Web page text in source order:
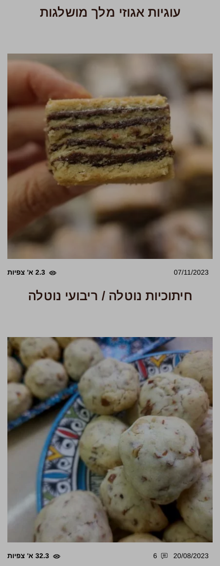
עוגיות אגוזי מלך מושלגות
07/11/2023 2.3 א' צפיות
חיתוכיות נוטלה / ריבועי נוטלה
20/08/2023
6 32.3 א' צפיות